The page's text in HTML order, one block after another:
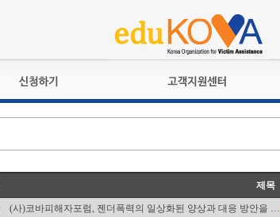
교육훈련
자격심사
자격복원
공지사항
규정ㆍ양식
제목
(사)코바피해자포럼, 젠더폭력의 일상화된 양상과 대응 방안을 …